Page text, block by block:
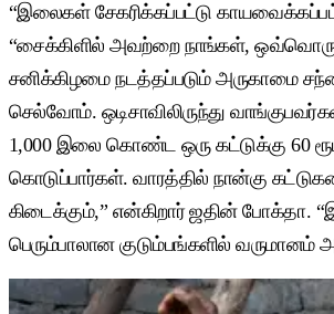
“இலைகள் சேகரிக்கப்பட்டு
“சைக்கிளில் அவற்றை நாங்கள், ஒவ்வொரு
சனிக்கிழமை நடத்தப்படும் அருகாமை
செல்வோம். ஒடிசாவிலிருந்து
1,000 இலை கொண்ட ஒரு கட்டுக்கு 60
கொடுப்பார்கள். வாரத்தில் நான்கு
கிடைக்கும்,” என்கிறார் ஜதின் போக்தா.
பெரும்பாலான குடும்பங்களில் வருமானம்